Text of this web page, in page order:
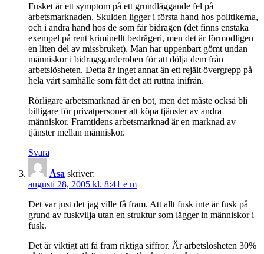
Fusket är ett symptom på ett grundläggande fel på
arbetsmarknaden. Skulden ligger i första hand hos politikerna,
och i andra hand hos de som får bidragen (det finns enstaka
exempel på rent kriminellt bedrägeri, men det är förmodligen
en liten del av missbruket). Man har uppenbart gömt undan
människor i bidragsgarderoben för att dölja dem från
arbetslösheten. Detta är inget annat än ett rejält övergrepp på
hela vårt samhälle som fått det att ruttna inifrån.
Rörligare arbetsmarknad är en bot, men det måste också bli
billigare för privatpersoner att köpa tjänster av andra
människor. Framtidens arbetsmarknad är en marknad av
tjänster mellan människor.
Svara
Åsa skriver:
augusti 28, 2005 kl. 8:41 e m
Det var just det jag ville få fram. Att allt fusk inte är fusk på
grund av fuskvilja utan en struktur som lägger in människor i
fusk.
Det är viktigt att få fram riktiga siffror. Är arbetslösheten 30%